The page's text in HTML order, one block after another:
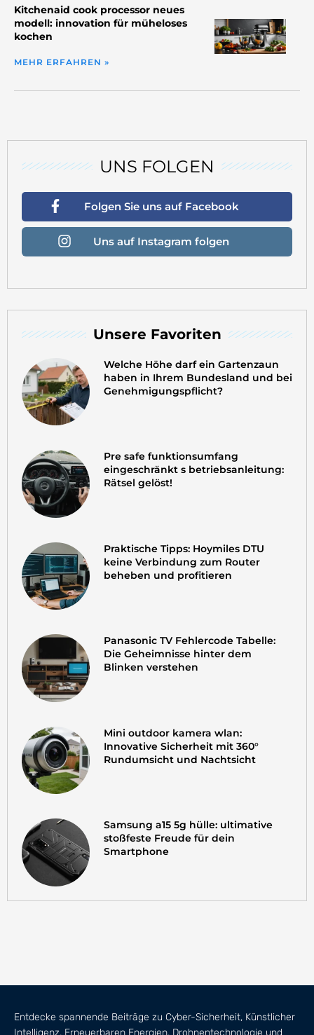
UNS FOLGEN
Folgen Sie uns auf Facebook
Uns auf Instagram folgen
Unsere Favoriten
Welche Höhe darf ein Gartenzaun
haben in Ihrem Bundesland und bei
Genehmigungspflicht?
Pre safe funktionsumfang
eingeschränkt s betriebsanleitung:
Rätsel gelöst!
Praktische Tipps: Hoymiles DTU
keine Verbindung zum Router
beheben und profitieren
Panasonic TV Fehlercode Tabelle:
Die Geheimnisse hinter dem
Blinken verstehen
Mini outdoor kamera wlan:
Innovative Sicherheit mit 360°
Rundumsicht und Nachtsicht
Samsung a15 5g hülle: ultimative
stoßfeste Freude für dein
Smartphone
Kitchenaid cook processor neues
modell: innovation für müheloses
kochen
MEHR ERFAHREN »
Entdecke spannende Beiträge zu Cyber-Sicherheit, Künstlicher
Intelligenz, Erneuerbaren Energien, Drohnentechnologie und